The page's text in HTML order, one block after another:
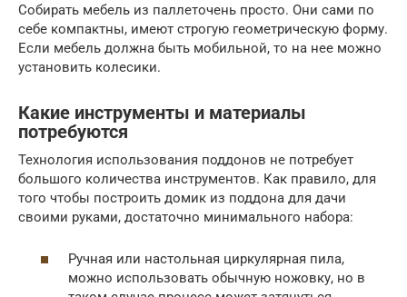
Собирать мебель из паллеточень просто. Они сами по
себе компактны, имеют строгую геометрическую форму.
Если мебель должна быть мобильной, то на нее можно
установить колесики.
Какие инструменты и материалы
потребуются
Технология использования поддонов не потребует
большого количества инструментов. Как правило, для
того чтобы построить домик из поддона для дачи
своими руками, достаточно минимального набора:
Ручная или настольная циркулярная пила,
можно использовать обычную ножовку, но в